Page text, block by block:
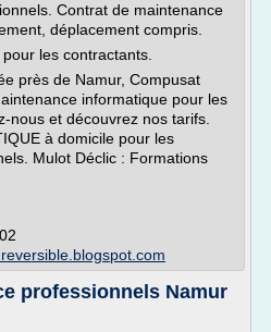
Contrat de maintenance
déplacement compris.
les contractants.
près de Namur, Compusat
informatique pour les
nous et découvrez nos tarifs.
à domicile pour les
Mulot Déclic : Formations
professionnels Namur